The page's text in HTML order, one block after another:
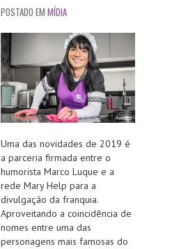
POSTADO EM MÍDIA
Uma das novidades de 2019 é
a parceria firmada entre o
humorista Marco Luque e a
rede Mary Help para a
divulgação da franquia.
Aproveitando a coincidência de
nomes entre uma das
personagens mais famosas do